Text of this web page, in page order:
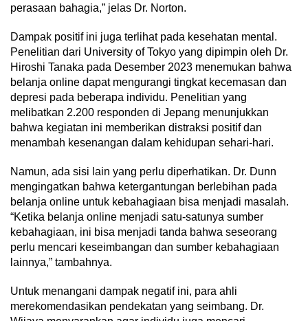
perasaan bahagia,” jelas Dr. Norton.
Dampak positif ini juga terlihat pada kesehatan mental.
Penelitian dari University of Tokyo yang dipimpin oleh Dr.
Hiroshi Tanaka pada Desember 2023 menemukan bahwa
belanja online dapat mengurangi tingkat kecemasan dan
depresi pada beberapa individu. Penelitian yang
melibatkan 2.200 responden di Jepang menunjukkan
bahwa kegiatan ini memberikan distraksi positif dan
menambah kesenangan dalam kehidupan sehari-hari.
Namun, ada sisi lain yang perlu diperhatikan. Dr. Dunn
mengingatkan bahwa ketergantungan berlebihan pada
belanja online untuk kebahagiaan bisa menjadi masalah.
“Ketika belanja online menjadi satu-satunya sumber
kebahagiaan, ini bisa menjadi tanda bahwa seseorang
perlu mencari keseimbangan dan sumber kebahagiaan
lainnya,” tambahnya.
Untuk menangani dampak negatif ini, para ahli
merekomendasikan pendekatan yang seimbang. Dr.